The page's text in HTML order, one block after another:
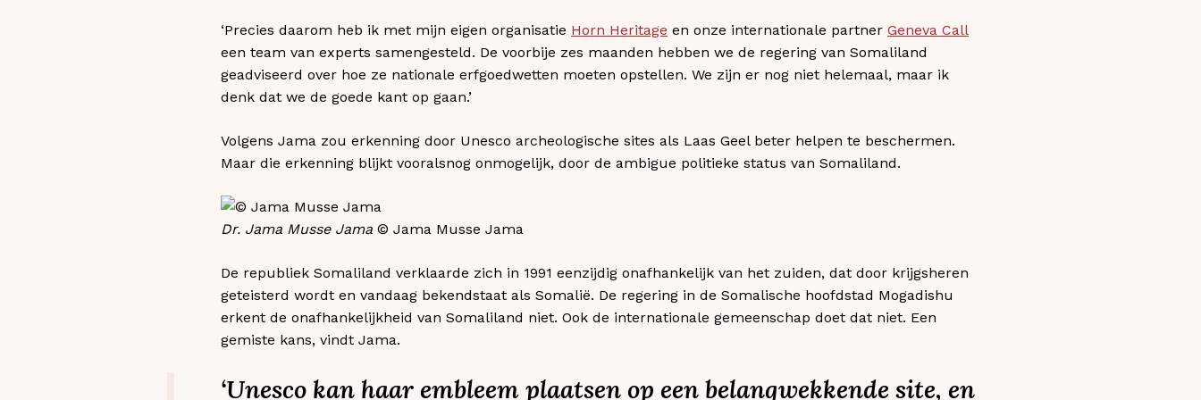
‘Precies daarom heb ik met mijn eigen organisatie Horn Heritage en onze internationale partner Geneva Call
een team van experts samengesteld. De voorbije zes maanden hebben we de regering van Somaliland
geadviseerd over hoe ze nationale erfgoedwetten moeten opstellen. We zijn er nog niet helemaal, maar ik
denk dat we de goede kant op gaan.’
Volgens Jama zou erkenning door Unesco archeologische sites als Laas Geel beter helpen te beschermen.
Maar die erkenning blijkt vooralsnog onmogelijk, door de ambigue politieke status van Somaliland.
Dr. Jama Musse Jama © Jama Musse Jama
De republiek Somaliland verklaarde zich in 1991 eenzijdig onafhankelijk van het zuiden, dat door krijgsheren
geteisterd wordt en vandaag bekendstaat als Somalië. De regering in de Somalische hoofdstad Mogadishu
erkent de onafhankelijkheid van Somaliland niet. Ook de internationale gemeenschap doet dat niet. Een
gemiste kans, vindt Jama.
‘Unesco kan haar embleem plaatsen op een belangwekkende site, en